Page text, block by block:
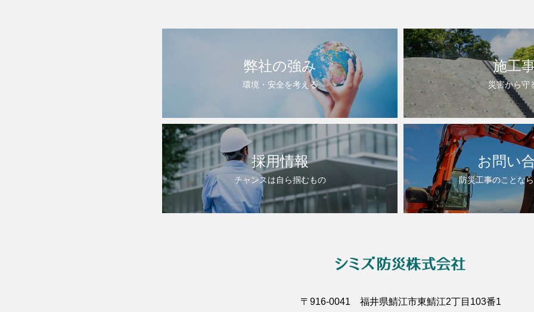
弊社の強み
環境・安全を考える
施工
災害から守
採用情報
チャンスは自ら掴むもの
お問い
防災工事のことな
〒916-0041 福井県鯖江市東鯖江2丁目103番1